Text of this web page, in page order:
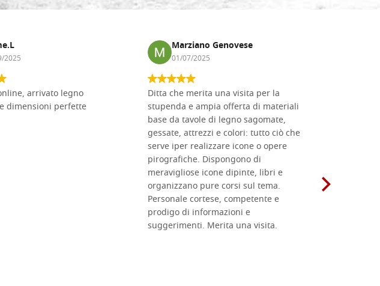
2025
arrivato legno
dimensioni perfette
Marziano Genovese
01/07/2025
Ditta che merita una visita per la
stupenda e ampia offerta di materiali
base da tavole di legno sagomate,
gessate, attrezzi e colori: tutto ciò che
serve iper realizzare icone o opere
pirografiche. Dispongono di
meravigliose icone dipinte, libri e
organizzano pure corsi sul tema.
Personale cortese, competente e
prodigo di informazioni e
suggerimenti. Merita una visita.